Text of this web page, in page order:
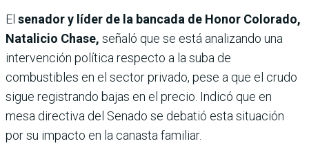
El senador y líder de la bancada de Honor Colorado,
Natalicio Chase, señaló que se está analizando una
intervención política respecto a la suba de
combustibles en el sector privado, pese a que el crudo
sigue registrando bajas en el precio. Indicó que en
mesa directiva del Senado se debatió esta situación
por su impacto en la canasta familiar.